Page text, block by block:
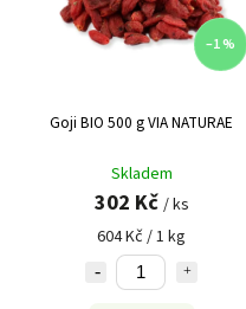
–1 %
Goji BIO 500 g VIA NATURAE
Skladem
302 Kč / ks
604 Kč / 1 kg